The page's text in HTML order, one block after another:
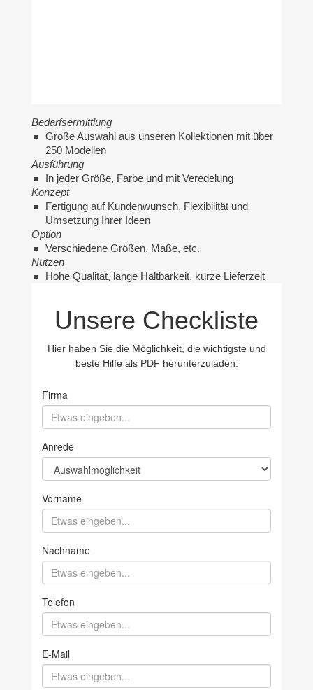
Bedarfsermittlung
Große Auswahl aus unseren Kollektionen mit über
250 Modellen
Ausführung
In jeder Größe, Farbe und mit Veredelung
Konzept
Fertigung auf Kundenwunsch, Flexibilität und
Umsetzung Ihrer Ideen
Option
Verschiedene Größen, Maße, etc.
Nutzen
Hohe Qualität, lange Haltbarkeit, kurze Lieferzeit